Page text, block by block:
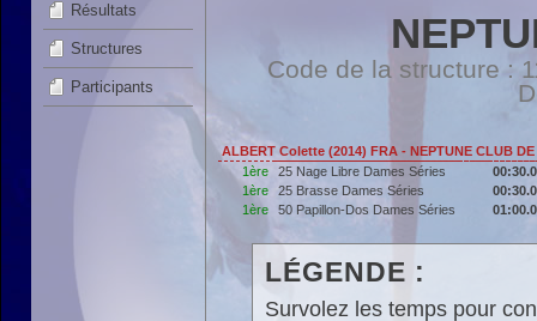
Résultats
Structures
Participants
Code de la structure :
ALBERT Colette (2014) FRA - NEPTUNE CLUB
1ère
25 Nage Libre Dames Séries
1ère
25 Brasse Dames Séries
1ère
50 Papillon-Dos Dames Séries
LÉGENDE :
Survolez les temps pour